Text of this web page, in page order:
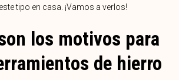
tipo en casa. ¡Vamos a verlos!
los motivos para
de hierro